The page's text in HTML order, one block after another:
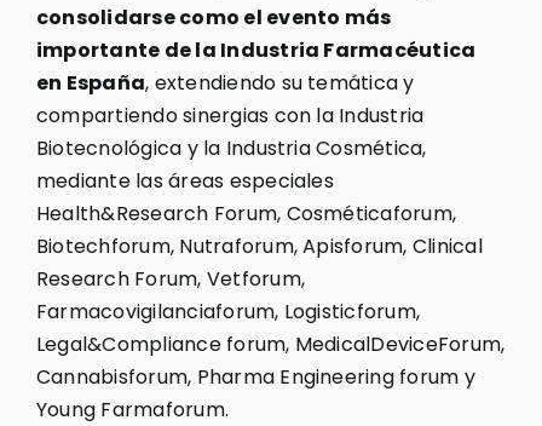
consolidarse como el evento más
importante de la Industria Farmacéutica
en España, extendiendo su temática y
compartiendo sinergias con la Industria
Biotecnológica y la Industria Cosmética,
mediante las áreas especiales
Health&Research Forum, Cosméticaforum,
Biotechforum, Nutraforum, Apisforum, Clinical
Research Forum, Vetforum,
Farmacovigilanciaforum, Logisticforum,
Legal&Compliance forum, MedicalDeviceForum,
Cannabisforum, Pharma Engineering forum y
Young Farmaforum.